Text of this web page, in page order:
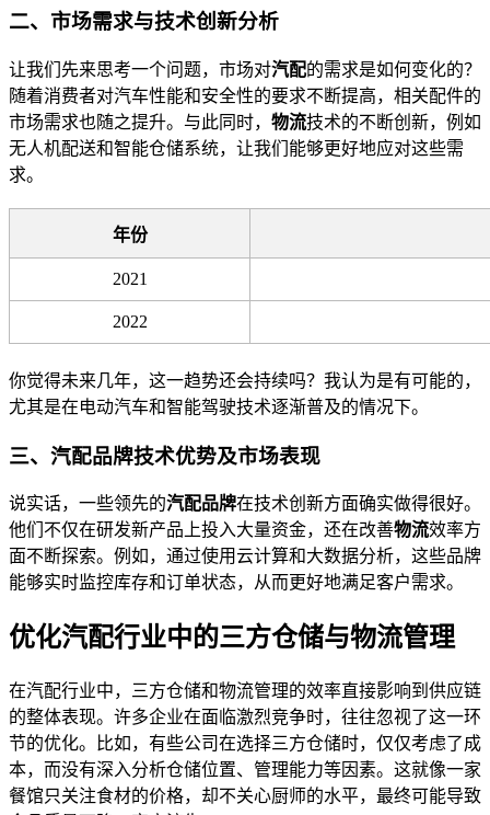
二、市场需求与技术创新分析
让我们先来思考一个问题，市场对汽配的需求是如何变化的？
随着消费者对汽车性能和安全性的要求不断提高，相关配件的
市场需求也随之提升。与此同时， 物流技术的不断创新，例如
无人机配送和智能仓储系统，让我们能够更好地应对这些需
求。
年份
2021
2022
你觉得未来几年，这一趋势还会持续吗？我认为是有可能的，
尤其是在电动汽车和智能驾驶技术逐渐普及的情况下。
三、汽配品牌技术优势及市场表现
说实话，一些领先的汽配品牌在技术创新方面确实做得很好。
他们不仅在研发新产品上投入大量资金，还在改善物流效率方
面不断探索。例如，通过使用云计算和大数据分析，这些品牌
能够实时监控库存和订单状态，从而更好地满足客户需求。
优化汽配行业中的三方仓储与物流管理
在汽配行业中，三方仓储和物流管理的效率直接影响到供应链
的整体表现。许多企业在面临激烈竞争时，往往忽视了这一环
节的优化。比如，有些公司在选择三方仓储时，仅仅考虑了成
本，而没有深入分析仓储位置、管理能力等因素。这就像一家
餐馆只关注食材的价格，却不关心厨师的水平，最终可能导致